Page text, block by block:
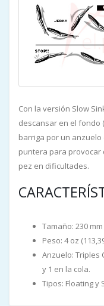
Con la versión Slow
descansar en el fondo
barriga por un
puntera para provocar
pez en dificultades.
Tamaño: 230 mm
Peso: 4 oz
Anzuelo: Triples
y 1 en la cola.
Tipos: Floating y